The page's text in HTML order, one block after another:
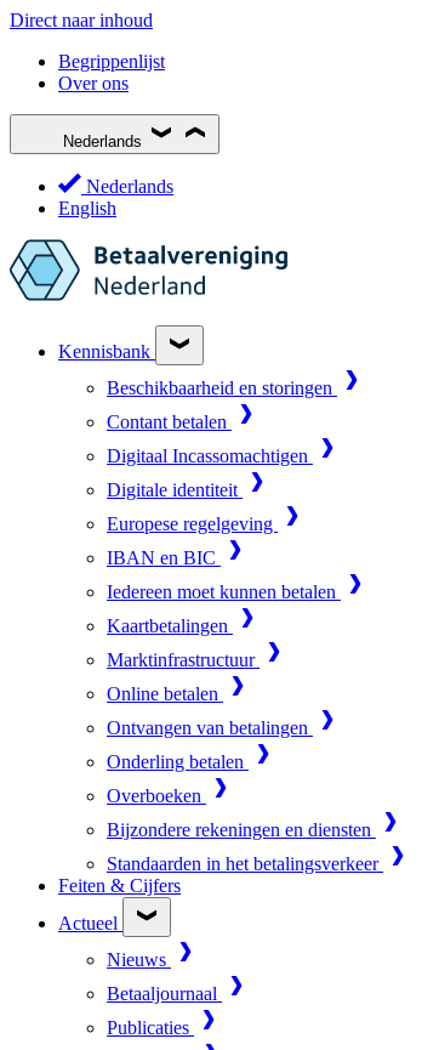
Direct naar inhoud
Begrippenlijst
Over ons
Nederlands
Nederlands
English
Kennisbank
Beschikbaarheid en storingen
Contant betalen
Digitaal Incassomachtigen
Digitale identiteit
Europese regelgeving
IBAN en BIC
Iedereen moet kunnen betalen
Kaartbetalingen
Marktinfrastructuur
Online betalen
Ontvangen van betalingen
Onderling betalen
Overboeken
Bijzondere rekeningen en diensten
Standaarden in het betalingsverkeer
Feiten & Cijfers
Actueel
Nieuws
Betaaljournaal
Publicaties